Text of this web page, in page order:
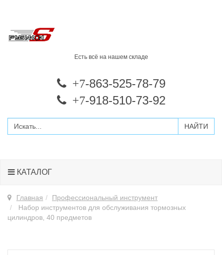
Есть всё на нашем складе
+7-863-525-78-79
+7-918-510-73-92
КАТАЛОГ
Главная
Профессиональный инструмент
Набор инструментов для обслуживания тормозных
цилиндров, 40 предметов